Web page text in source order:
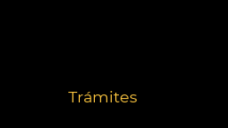
Trámites